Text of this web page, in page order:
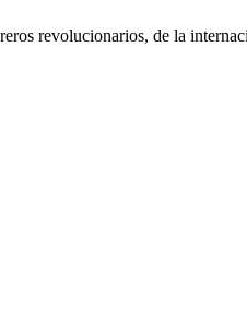
revolucionarios, de la